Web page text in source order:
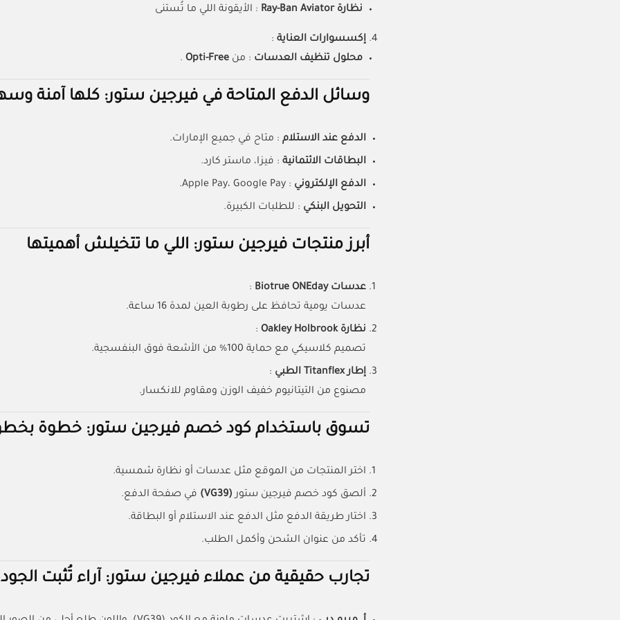
نظارة Ray-Ban Aviator : الأيقونة اللي ما تُستنى
إكسسوارات العناية :
محلول تنظيف العدسات : من Opti-Free
.
وسائل الدفع المتاحة في فيرجين ستور: كلها آمنة
الدفع عند الاستلام : متاح في جميع الإمارات.
البطاقات الائتمانية : فيزا، ماستر كارد.
الدفع الإلكتروني : Apple Pay، Google Pay.
التحويل البنكي : للطلبات الكبيرة.
أبرز منتجات فيرجين ستور: اللي ما تتخيلش أهميتها
عدسات Biotrue ONEday
:
عدسات يومية تحافظ على رطوبة العين لمدة 16 ساعة.
نظارة Oakley Holbrook
:
تصميم كلاسيكي مع حماية 100% من الأشعة فوق البنفسجية.
إطار Titanflex الطبي
:
مصنوع من التيتانيوم خفيف الوزن ومقاوم للانكسار.
تسوق باستخدام كود خصم فيرجين ستور: خطوة
اختر المنتجات من الموقع مثل عدسات أو نظارة شمسية.
ألصق كود خصم فيرجين ستور (VG39) في صفحة الدفع.
اختار طريقة الدفع مثل الدفع عند الاستلام أو البطاقة.
تأكد من عنوان الشحن وأكمل الطلب.
تجارب حقيقية من عملاء فيرجين ستور: آراء تُثبت